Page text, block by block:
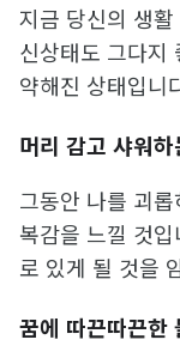
지금 당신의 생
신상태도 그다지
약해진 상태입니
머리 감고 샤워하
그동안 나를 괴
복감을 느낄 것
로 있게 될 것을
꿈에 따끈따끈한